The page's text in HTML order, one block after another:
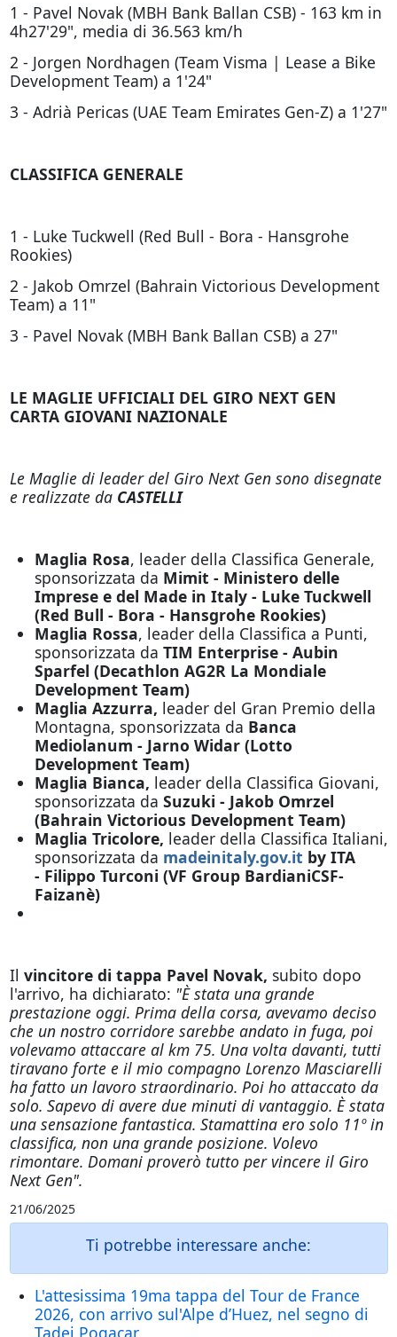
1 - Pavel Novak (MBH Bank Ballan CSB) - 163 km in
4h27'29", media di 36.563 km/h
2 - Jorgen Nordhagen (Team Visma | Lease a Bike
Development Team) a 1'24"
3 - Adrià Pericas (UAE Team Emirates Gen-Z) a 1'27"
CLASSIFICA GENERALE
1 - Luke Tuckwell (Red Bull - Bora - Hansgrohe
Rookies)
2 - Jakob Omrzel (Bahrain Victorious Development
Team) a 11"
3 - Pavel Novak (MBH Bank Ballan CSB) a 27"
LE MAGLIE UFFICIALI DEL GIRO NEXT GEN
CARTA GIOVANI NAZIONALE
Le Maglie di leader del Giro Next Gen sono disegnate
e realizzate da CASTELLI
Maglia Rosa, leader della Classifica Generale,
sponsorizzata da Mimit - Ministero delle
Imprese e del Made in Italy - Luke Tuckwell
(Red Bull - Bora - Hansgrohe Rookies)
Maglia Rossa, leader della Classifica a Punti,
sponsorizzata da TIM Enterprise - Aubin
Sparfel (Decathlon AG2R La Mondiale
Development Team)
Maglia Azzurra, leader del Gran Premio della
Montagna, sponsorizzata da Banca
Mediolanum - Jarno Widar (Lotto
Development Team)
Maglia Bianca, leader della Classifica Giovani,
sponsorizzata da Suzuki - Jakob Omrzel
(Bahrain Victorious Development Team)
Maglia Tricolore, leader della Classifica Italiani,
sponsorizzata da madeinitaly.gov.it by ITA
- Filippo Turconi (VF Group BardianiCSF-
Faizanè)
Il vincitore di tappa Pavel Novak, subito dopo
l'arrivo, ha dichiarato: "È stata una grande
prestazione oggi. Prima della corsa, avevamo deciso
che un nostro corridore sarebbe andato in fuga, poi
volevamo attaccare al km 75. Una volta davanti, tutti
tiravano forte e il mio compagno Lorenzo Masciarelli
ha fatto un lavoro straordinario. Poi ho attaccato da
solo. Sapevo di avere due minuti di vantaggio. È stata
una sensazione fantastica. Stamattina ero solo 11º in
classifica, non una grande posizione. Volevo
rimontare. Domani proverò tutto per vincere il Giro
Next Gen".
21/06/2025
Ti potrebbe interessare anche:
L'attesissima 19ma tappa del Tour de France
2026, con arrivo sul'Alpe d’Huez, nel segno di
Tadej Pogacar